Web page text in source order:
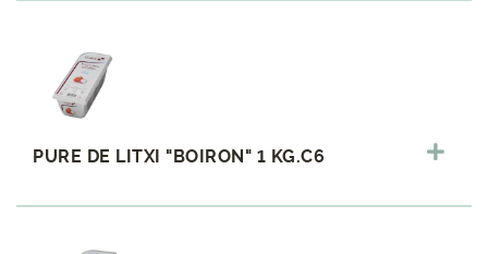
PURE DE LITXI "BOIRON" 1 KG.C6